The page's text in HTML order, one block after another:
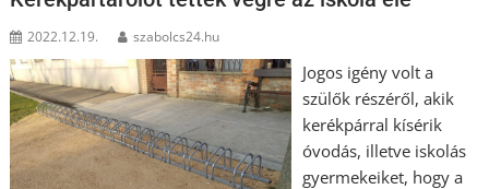
2022.12.19. szabolcs24.hu
Jogos igény volt a
szülők részéről, akik
kerékpárral kísérik
óvodás, illetve iskolás
gyermekeiket, hogy a